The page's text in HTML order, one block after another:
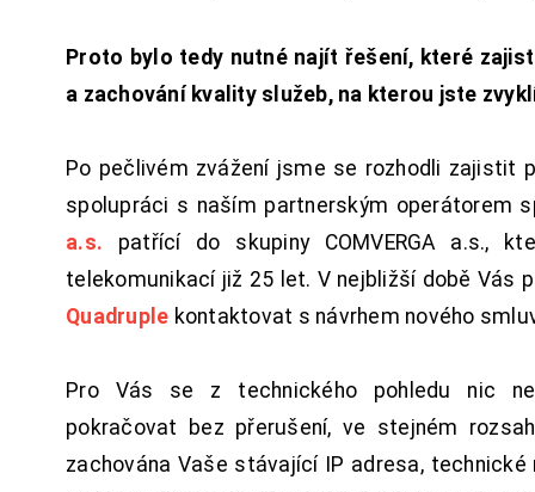
Proto bylo tedy nutné najít řešení, které
a zachování kvality služeb, na kterou jste
Po pečlivém zvážení jsme se rozhodli zajistit
spolupráci s naším partnerským operátorem
a.s. patřící do skupiny COMVERGA a.s.,
telekomunikací již 25 let. V nejbližší době Vás
Quadruple kontaktovat s návrhem nového
Pro Vás se z technického pohledu nic
pokračovat bez přerušení, ve stejném
zachována Vaše stávající IP adresa, technické